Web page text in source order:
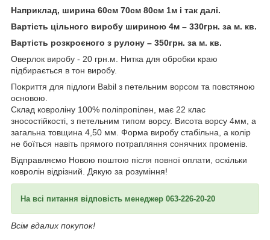
Наприклад, ширина 60см 70см 80см 1м і так далі.
Вартість цільного виробу шириною 4м – 330грн. за м. кв.
Вартість розкроєного з рулону – 350грн. за м. кв.
Оверлок виробу - 20 грн.м. Нитка для обробки краю
підбирається в тон виробу.
Покриття для підлоги Babil з петельним ворсом та повстяною
основою.
Склад ковроліну 100% поліпропілен, має 22 клас
зносостійкості, з петельним типом ворсу. Висота ворсу 4мм, а
загальна товщина 4,50 мм. Форма виробу стабільна, а колір
не боїться навіть прямого потрапляння сонячних променів.
Відправляємо Новою поштою після повної оплати, оскільки
ковролін відрізний. Дякую за розуміння!
На всі питання відповість менеджер 063-226-20-20
Всім вдалих покупок!